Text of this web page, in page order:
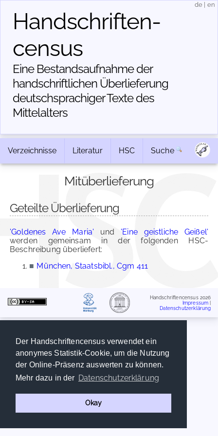
Der Handschriftencensus verwendet ein
anonymes Statistik-Cookie, um die Nutzung
der Online-Präsenz auswerten zu können.
Mehr dazu in der Datenschutzerklärung
Okay
Handschriften­
census
Eine Bestandsaufnahme der
handschriftlichen Über­lieferung
deutschsprachiger Texte des
Mittelalters
de en
Verzeichnisse Literatur HSC Suche
Mitüberlieferung
Geteilte Überlieferung
'Goldenes Ave Maria' und 'Eine geistliche Geißel'
werden gemeinsam in der folgenden HSC-
Beschreibung überliefert:
■ München, Staatsbibl., Cgm 411
Handschriftencensus 2026
Impressum
Datenschutzerklärung